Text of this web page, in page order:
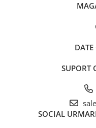
Seturi si Arcade Baloane
Articole Craciun
Decoratiune Muzicala
SUPORT
SOCIAL